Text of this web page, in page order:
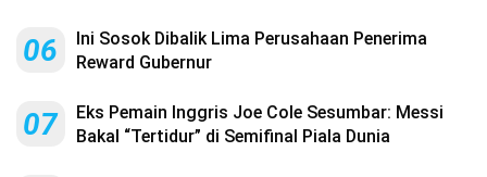
06
Ini Sosok Dibalik Lima Perusahaan Penerima
Reward Gubernur
07
Eks Pemain Inggris Joe Cole Sesumbar: Messi
Bakal “Tertidur” di Semifinal Piala Dunia